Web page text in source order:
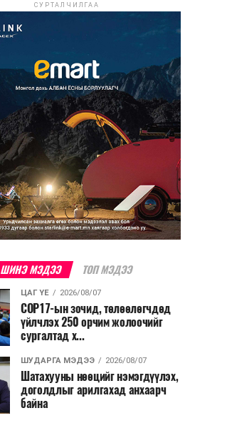
СУРТАЛЧИЛГАА
ШИНЭ МЭДЭЭ ТОП МЭДЭЭ
ЦАГ ҮЕ 2026/08/07
COP17-ын зочид, төлөөлөгчдөд
үйлчлэх 250 орчим жолоочийг
сургалтад х...
ШУДАРГА МЭДЭЭ 2026/08/07
Шатахууны нөөцийг нэмэгдүүлэх,
доголдлыг арилгахад анхаарч
байна